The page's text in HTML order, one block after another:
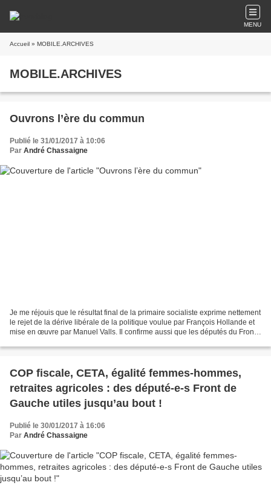
MENU
Accueil » MOBILE.ARCHIVES
MOBILE.ARCHIVES
Ouvrons l’ère du commun
Publié le 31/01/2017 à 10:06
Par André Chassaigne
Je me réjouis que le résultat final de la primaire socialiste exprime nettement
le rejet de la dérive libérale de la politique voulue par François Hollande et
mise en œuvre par Manuel Valls. Il confirme aussi que les députés du Front
COP fiscale, CETA, égalité femmes-hommes,
retraites agricoles : des député-e-s Front de
Gauche utiles jusqu’au bout !
Publié le 30/01/2017 à 16:06
Par André Chassaigne